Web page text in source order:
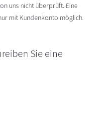
uns nicht überprüft. Eine
mit Kundenkonto möglich.
Sie eine